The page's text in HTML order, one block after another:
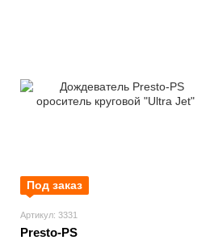
Под заказ
Артикул: 3331
Presto-PS